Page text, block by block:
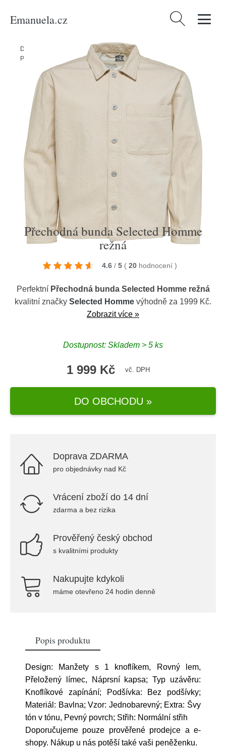
Emanuela.cz Vyhledávání
Domů Oblečení /Udržitelnost
Přechodná bunda Selected Homme režná
Přechodná bunda Selected Homme
režná
4.6 / 5 ( 20 hodnocení )
Perfektní Přechodná bunda Selected Homme režná
kvalitní značky Selected Homme výhodně za 1999 Kč.
Zobrazit více »
Dostupnost: Skladem > 5 ks
1 999 Kč vč. DPH
DO OBCHODU »
Doprava ZDARMA
pro objednávky nad Kč
Vrácení zboží do 14 dní
zdarma a bez rizika
Prověřený český obchod
s kvalitními produkty
Nakupujte kdykoli
máme otevřeno 24 hodin denně
Popis produktu
Design: Manžety s 1 knoflíkem, Rovný lem,
Přeložený límec, Náprsní kapsa; Typ uzávěru:
Knoflíkové zapínání; Podšívka: Bez podšívky;
Materiál: Bavlna; Vzor: Jednobarevný; Extra: Švy
tón v tónu, Pevný povrch; Střih: Normální střih
Doporučujeme pouze prověřené prodejce a e-
shopy. Nákup u nás potěší také vaši peněženku.